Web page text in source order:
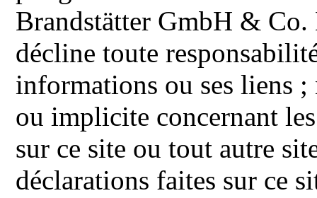
Brandstätter GmbH & Co.
décline toute
informations ou ses liens ;
ou implicite concernant
sur ce site ou tout autre
déclarations faites sur ce